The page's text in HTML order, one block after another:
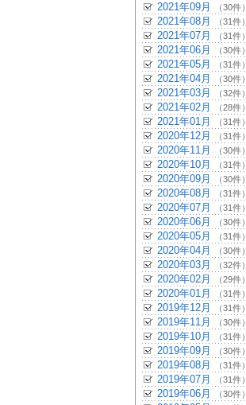
2021年09月 （30件）
2021年08月 （31件）
2021年07月 （31件）
2021年06月 （30件）
2021年05月 （31件）
2021年04月 （30件）
2021年03月 （32件）
2021年02月 （28件）
2021年01月 （31件）
2020年12月 （31件）
2020年11月 （30件）
2020年10月 （31件）
2020年09月 （30件）
2020年08月 （31件）
2020年07月 （31件）
2020年06月 （30件）
2020年05月 （31件）
2020年04月 （30件）
2020年03月 （32件）
2020年02月 （29件）
2020年01月 （31件）
2019年12月 （31件）
2019年11月 （30件）
2019年10月 （31件）
2019年09月 （30件）
2019年08月 （31件）
2019年07月 （31件）
2019年06月 （30件）